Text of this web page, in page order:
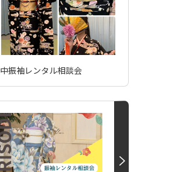
中振袖レンタル相談会